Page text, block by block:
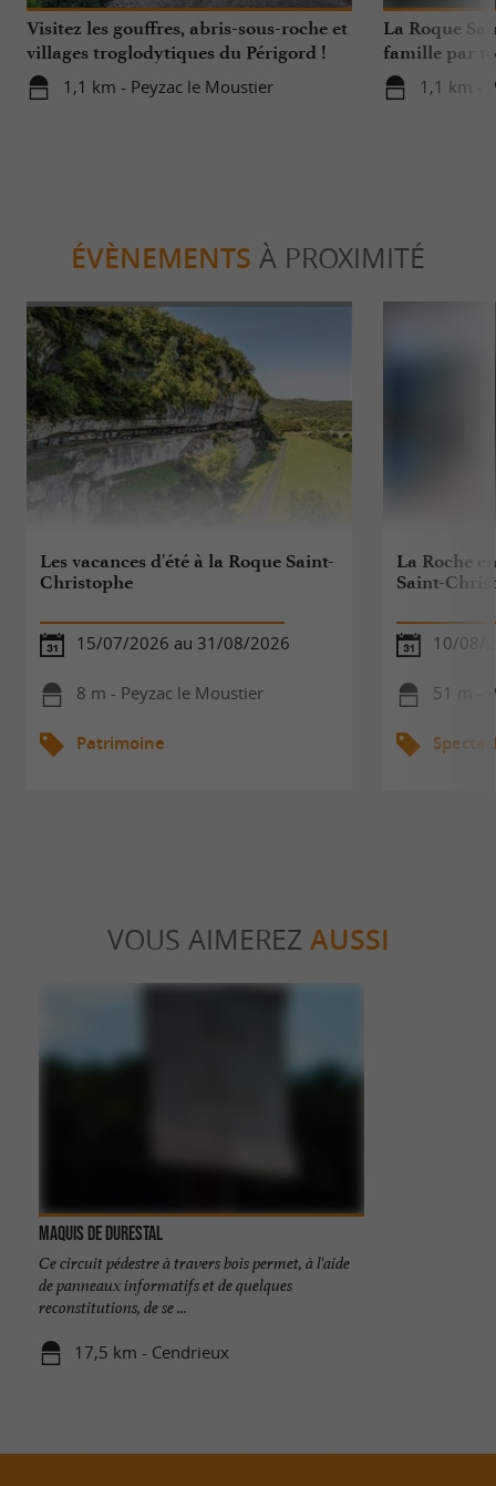
Visitez les gouffres, abris-sous-roche et
villages troglodytiques du Périgord !
1,1 km - Peyzac le Moustier
La Roque
famille par
l’année !
1,1 km -
ÉVÈNEMENTS À PROXIMITÉ
Les vacances d'été à la Roque Saint-
Christophe
15/07/2026 au 31/08/2026
8 m - Peyzac le Moustier
Patrimoine
La Roche
Saint-
10/08/
51 m -
VOUS AIMEREZ AUSSI
Maquis de Durestal
Ce circuit pédestre à travers bois permet, à l'aide
de panneaux informatifs et de quelques
reconstitutions, de se ...
17,5 km - Cendrieux